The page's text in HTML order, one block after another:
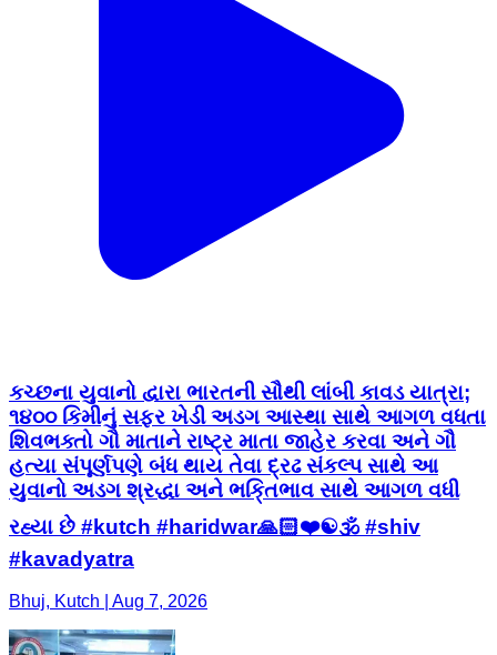
કચ્છના યુવાનો દ્વારા ભારતની સૌથી લાંબી કાવડ યાત્રા;
૧૪૦૦ કિમીનું સફર ખેડી અડગ આસ્થા સાથે આગળ વધતા
શિવભક્તો ગૌ માતાને રાષ્ટ્ર માતા જાહેર કરવા અને ગૌ
હત્યા સંપૂર્ણપણે બંધ થાય તેવા દ્રઢ સંકલ્પ સાથે આ
યુવાનો અડગ શ્રદ્ધા અને ભકિ્તભાવ સાથે આગળ વધી
રહ્યા છે #kutch #haridwar🙏🏻❤️☯🕉 #shiv
#kavadyatra
Bhuj, Kutch | Aug 7, 2026